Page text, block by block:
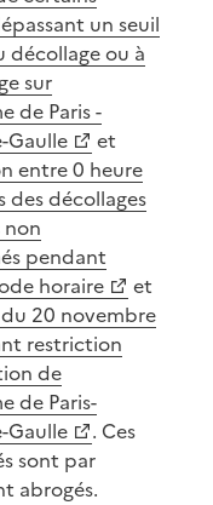
un seuil
décollage ou à
sur
de Paris -
Gaulle
et
entre 0 heure
des décollages
non
pendant
horaire
et
du 20 novembre
restriction
de
de Paris-
Gaulle
. Ces
sont par
abrogés.